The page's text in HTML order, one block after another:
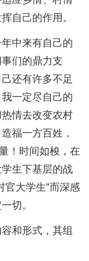
自己的作用。
中来有自己的
们的鼎力支
还有许多不足
一定尽自己的
情去改变农村
福一方百姓，
！时间如梭，在
生下基层的战
官大学生”而深感
切。
和形式，其组